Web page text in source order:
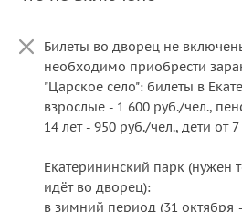
Билеты во дворец не
необходимо приобрести
"Царское село": билеты в
взрослые - 1 600 руб./чел.,
14 лет - 950 руб./чел., дети от
Екатерининский парк (нужен
идёт во дворец):
в зимний период (31 октября